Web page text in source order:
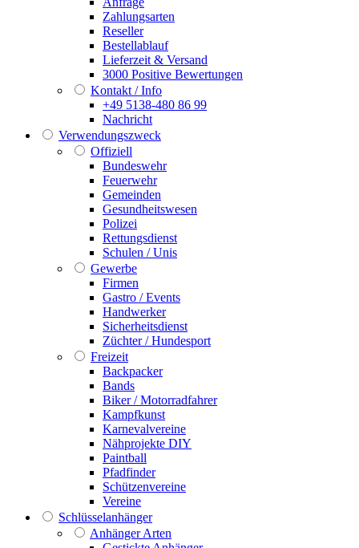
Zahlungsarten
Reseller
Bestellablauf
Lieferzeit & Versand
3000 Positive Bewertungen
Kontakt / Info
+49 5138-480 86 99
Nachricht
Verwendungszweck
Offiziell
Bundeswehr
Feuerwehr
Gemeinden
Gesundheitswesen
Polizei
Rettungsdienst
Schulen / Unis
Gewerbe
Firmen
Gastro / Events
Handwerker
Sicherheitsdienst
Züchter / Hundesport
Freizeit
Backpacker
Bands
Biker / Motorradfahrer
Kampfkunst
Karnevalvereine
Nähprojekte DIY
Paintball
Pfadfinder
Schützenvereine
Vereine
Schlüsselanhänger
Anhänger Arten